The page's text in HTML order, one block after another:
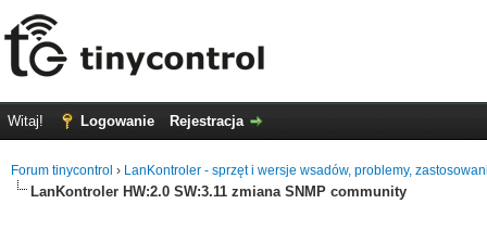
Witaj! Logowanie Rejestracja
Forum tinycontrol › LanKontroler - sprzęt i wersje wsadów, problemy,
LanKontroler HW:2.0 SW:3.11 zmiana SNMP community